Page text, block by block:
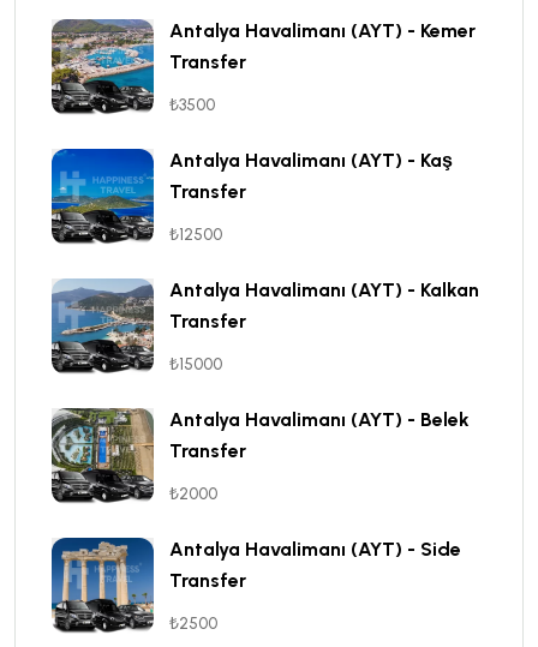
Antalya Havalimanı (AYT) - Kemer
Transfer
₺3500
Antalya Havalimanı (AYT) - Kaş
Transfer
₺12500
Antalya Havalimanı (AYT) - Kalkan
Transfer
₺15000
Antalya Havalimanı (AYT) - Belek
Transfer
₺2000
Antalya Havalimanı (AYT) - Side
Transfer
₺2500